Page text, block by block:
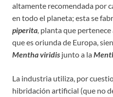
altamente recomendada por
en todo el planeta; esta se
piperita planta que pertenece
que es oriunda de Europa,
Mentha viridis junto a la
La industria utiliza, por
hibridación artificial (que no